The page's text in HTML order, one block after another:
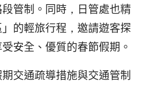
管制。同時，日管處也精
的輕旅行程，邀請遊客探
安全、優質的春節假期。
交通疏導措施與交通管制